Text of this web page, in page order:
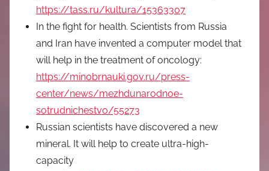
心
https://tass.ru/kultura/15363307
In the fight for health. Scientists from Russia
and Iran have invented a computer model that
will help in the treatment of oncology:
https://minobrnauki.gov.ru/press-
center/news/mezhdunarodnoe-
sotrudnichestvo/55273
Russian scientists have discovered a new
mineral. It will help to create ultra-high-
capacity